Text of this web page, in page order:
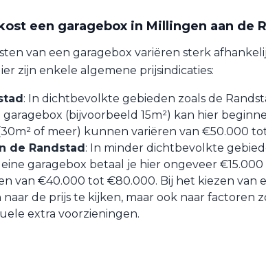
een garagebox in Millingen aan de
van een garagebox variëren sterk
zijn enkele algemene prijsindicaties:
: In dichtbevolkte gebieden zoals de
garagebox (bijvoorbeeld 15m²) kan hier
of meer) kunnen variëren van €50.000
de Randstad: In minder dichtbevolkte
garagebox betaal je hier ongeveer
van €40.000 tot €80.000. Bij het kiezen van
naar de prijs te kijken, maar ook naar factoren
extra voorzieningen.